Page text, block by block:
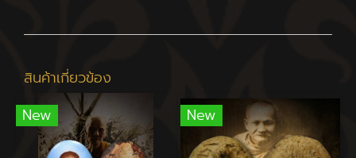
สินค้าเกี่ยวข้อง
New
New